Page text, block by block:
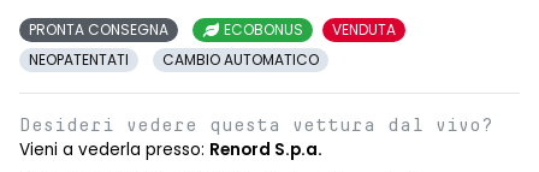
PRONTA CONSEGNA ECOBONUS
VENDUTA
NEOPATENTATI
CAMBIO AUTOMATICO
Desideri vedere questa vettura dal vivo?
Vieni a vederla presso: Renord S.p.a.